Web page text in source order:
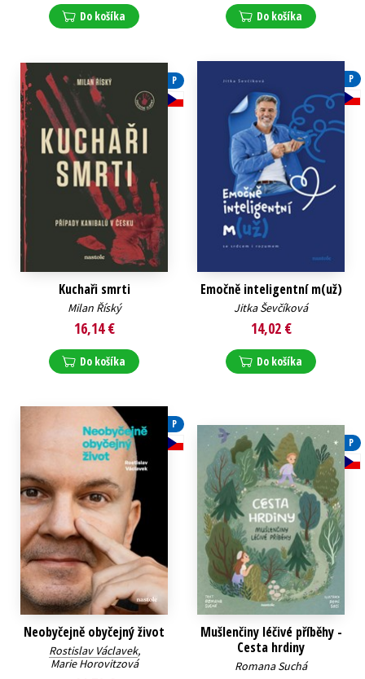
Do košíka Do košíka
P
Kuchaři smrti
Milan Říský
16,14 €
Do košíka
P
Emočně inteligentní m(už)
Jitka Ševčíková
14,02 €
Do košíka
P
Neobyčejně obyčejný život
Rostislav Václavek,
Marie Horovitzová
P
Mušlenčiny léčivé příběhy -
Cesta hrdiny
Romana Suchá